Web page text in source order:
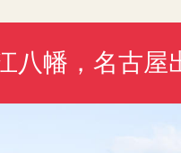
幡，名古屋